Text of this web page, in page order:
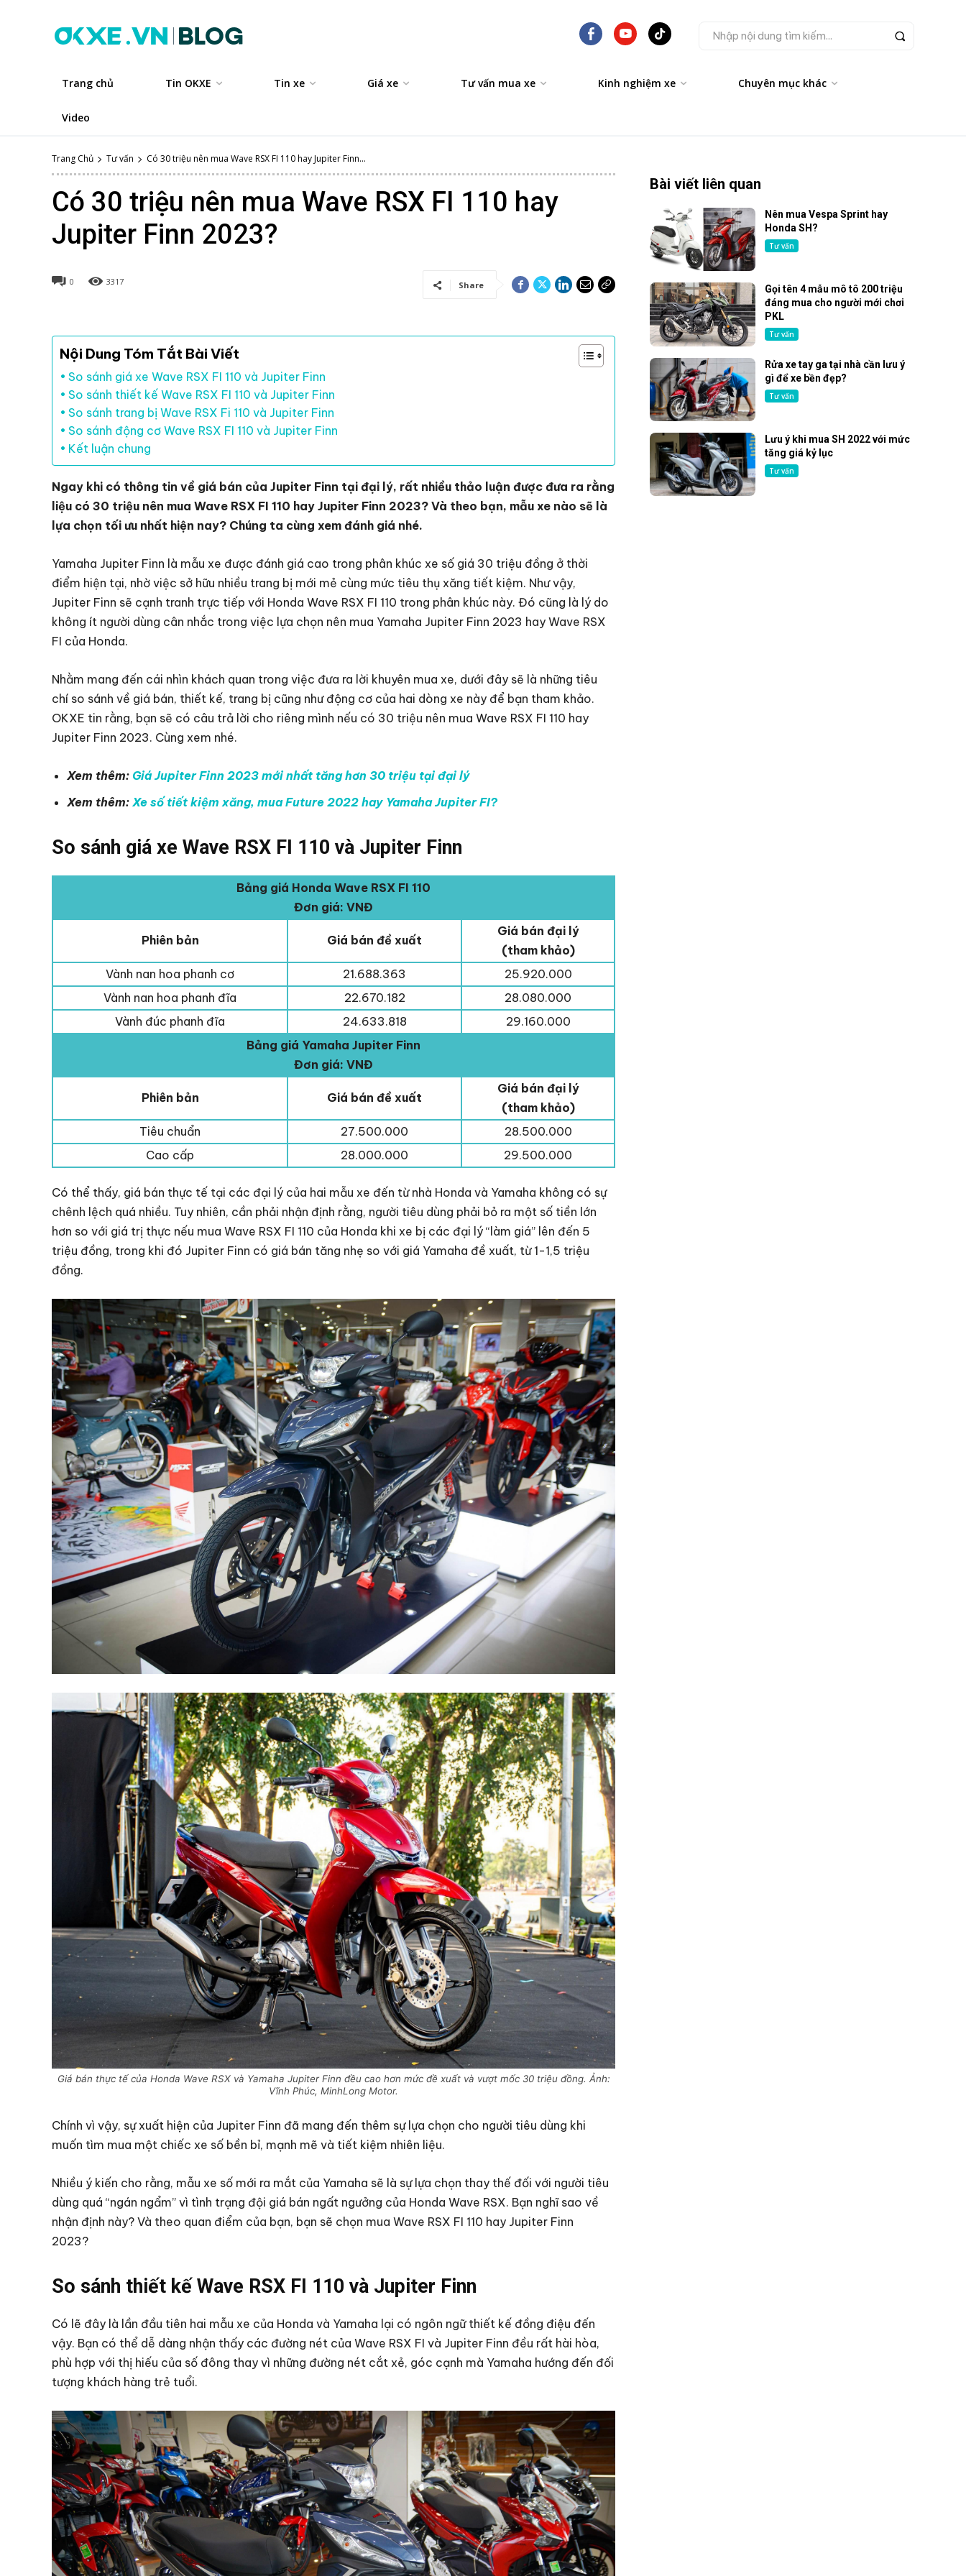
Nhập nội dung tìm kiếm...
Trang chủ Tin OKXE Tin xe Giá xe Tư vấn mua xe Kinh nghiệm xe Chuyên mục khác
Video
Trang Chủ Tư vấn Có 30 triệu nên mua Wave RSX FI 110 hay Jupiter Finn...
Có 30 triệu nên mua Wave RSX FI 110 hay
Jupiter Finn 2023?
0 3317 Share
Nội Dung Tóm Tắt Bài Viết
So sánh giá xe Wave RSX FI 110 và Jupiter Finn
So sánh thiết kế Wave RSX FI 110 và Jupiter Finn
So sánh trang bị Wave RSX Fi 110 và Jupiter Finn
So sánh động cơ Wave RSX FI 110 và Jupiter Finn
Kết luận chung
Ngay khi có thông tin về giá bán của Jupiter Finn tại đại lý, rất nhiều thảo luận được đưa ra rằng
liệu có 30 triệu nên mua Wave RSX FI 110 hay Jupiter Finn 2023? Và theo bạn, mẫu xe nào sẽ là
lựa chọn tối ưu nhất hiện nay? Chúng ta cùng xem đánh giá nhé.
Yamaha Jupiter Finn là mẫu xe được đánh giá cao trong phân khúc xe số giá 30 triệu đồng ở thời
điểm hiện tại, nhờ việc sở hữu nhiều trang bị mới mẻ cùng mức tiêu thụ xăng tiết kiệm. Như vậy,
Jupiter Finn sẽ cạnh tranh trực tiếp với Honda Wave RSX FI 110 trong phân khúc này. Đó cũng là lý do
không ít người dùng cân nhắc trong việc lựa chọn nên mua Yamaha Jupiter Finn 2023 hay Wave RSX
FI của Honda.
Nhằm mang đến cái nhìn khách quan trong việc đưa ra lời khuyên mua xe, dưới đây sẽ là những tiêu
chí so sánh về giá bán, thiết kế, trang bị cũng như động cơ của hai dòng xe này để bạn tham khảo.
OKXE tin rằng, bạn sẽ có câu trả lời cho riêng mình nếu có 30 triệu nên mua Wave RSX FI 110 hay
Jupiter Finn 2023. Cùng xem nhé.
Xem thêm: Giá Jupiter Finn 2023 mới nhất tăng hơn 30 triệu tại đại lý
Xem thêm: Xe số tiết kiệm xăng, mua Future 2022 hay Yamaha Jupiter FI?
So sánh giá xe Wave RSX FI 110 và Jupiter Finn
Bảng giá Honda Wave RSX FI 110
Đơn giá: VNĐ
Phiên bản Giá bán đề xuất
Giá bán đại lý
(tham khảo)
Vành nan hoa phanh cơ
21.688.363
25.920.000
Vành nan hoa phanh đĩa
22.670.182
28.080.000
Vành đúc phanh đĩa
24.633.818
29.160.000
Bảng giá Yamaha Jupiter Finn
Đơn giá: VNĐ
Phiên bản Giá bán đề xuất
Giá bán đại lý
(tham khảo)
Tiêu chuẩn
27.500.000
28.500.000
Cao cấp
28.000.000 29.500.000
Có thể thấy, giá bán thực tế tại các đại lý của hai mẫu xe đến từ nhà Honda và Yamaha không có sự
chênh lệch quá nhiều. Tuy nhiên, cần phải nhận định rằng, người tiêu dùng phải bỏ ra một số tiền lớn
hơn so với giá trị thực nếu mua Wave RSX FI 110 của Honda khi xe bị các đại lý “làm giá” lên đến 5
triệu đồng, trong khi đó Jupiter Finn có giá bán tăng nhẹ so với giá Yamaha đề xuất, từ 1-1,5 triệu
đồng.
Giá bán thực tế của Honda Wave RSX và Yamaha Jupiter Finn đều cao hơn mức đề xuất và vượt mốc 30 triệu đồng. Ảnh:
Vĩnh Phúc, MinhLong Motor.
Chính vì vậy, sự xuất hiện của Jupiter Finn đã mang đến thêm sự lựa chọn cho người tiêu dùng khi
muốn tìm mua một chiếc xe số bền bỉ, mạnh mẽ và tiết kiệm nhiên liệu.
Nhiều ý kiến cho rằng, mẫu xe số mới ra mắt của Yamaha sẽ là sự lựa chọn thay thế đối với người tiêu
dùng quá “ngán ngẩm” vì tình trạng đội giá bán ngất ngưởng của Honda Wave RSX. Bạn nghĩ sao về
nhận định này? Và theo quan điểm của bạn, bạn sẽ chọn mua Wave RSX FI 110 hay Jupiter Finn
2023?
So sánh thiết kế Wave RSX FI 110 và Jupiter Finn
Có lẽ đây là lần đầu tiên hai mẫu xe của Honda và Yamaha lại có ngôn ngữ thiết kế đồng điệu đến
vậy. Bạn có thể dễ dàng nhận thấy các đường nét của Wave RSX FI và Jupiter Finn đều rất hài hòa,
phù hợp với thị hiếu của số đông thay vì những đường nét cắt xẻ, góc cạnh mà Yamaha hướng đến đối
tượng khách hàng trẻ tuổi.
Bài viết liên quan
Nên mua Vespa Sprint hay
Honda SH?
Tư vấn
Gọi tên 4 mẫu mô tô 200 triệu
đáng mua cho người mới chơi
PKL
Tư vấn
Rửa xe tay ga tại nhà cần lưu ý
gì để xe bền đẹp?
Tư vấn
Lưu ý khi mua SH 2022 với mức
tăng giá kỷ lục
Tư vấn